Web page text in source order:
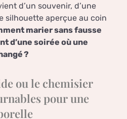
d’un souvenir, d’une
silhouette aperçue au coin
marier sans fausse
d’une soirée où une
?
ou le chemisier
pour une